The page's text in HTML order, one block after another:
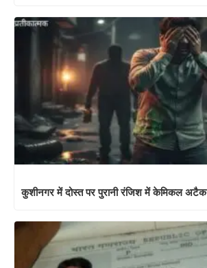
कुशीनगर में दोस्त पर पुरानी रंजिश में केमिकल अटैक